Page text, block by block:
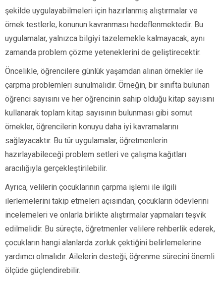
şekilde uygulayabilmeleri için hazırlanmış alıştırmalar ve
örnek testlerle, konunun kavranması hedeflenmektedir. Bu
uygulamalar, yalnızca bilgiyi tazelemekle kalmayacak, aynı
zamanda problem çözme yeteneklerini de geliştirecektir.
Öncelikle, öğrencilere günlük yaşamdan alınan örnekler ile
çarpma problemleri sunulmalıdır. Örneğin, bir sınıfta bulunan
öğrenci sayısını ve her öğrencinin sahip olduğu kitap sayısını
kullanarak toplam kitap sayısının bulunması gibi somut
örnekler, öğrencilerin konuyu daha iyi kavramalarını
sağlayacaktır. Bu tür uygulamalar, öğretmenlerin
hazırlayabileceği problem setleri ve çalışma kağıtları
aracılığıyla gerçekleştirilebilir.
Ayrıca, velilerin çocuklarının çarpma işlemi ile ilgili
ilerlemelerini takip etmeleri açısından, çocukların ödevlerini
incelemeleri ve onlarla birlikte alıştırmalar yapmaları teşvik
edilmelidir. Bu süreçte, öğretmenler velilere rehberlik ederek,
çocukların hangi alanlarda zorluk çektiğini belirlemelerine
yardımcı olmalıdır. Ailelerin desteği, öğrenme sürecini önemli
ölçüde güçlendirebilir.